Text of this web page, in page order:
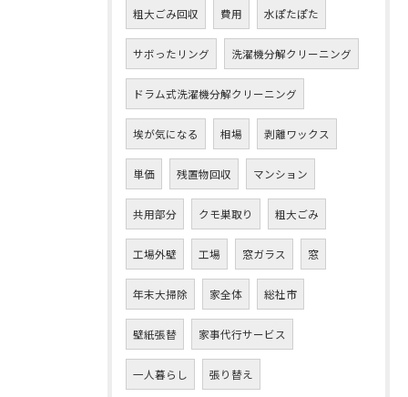
粗大ごみ回収 費用 水ぽたぽた
サボったリング 洗濯機分解クリーニング
ドラム式洗濯機分解クリーニング
埃が気になる 相場 剥離ワックス
単価 残置物回収 マンション
共用部分 クモ巣取り 粗大ごみ
工場外壁 工場 窓ガラス 窓
年末大掃除 家全体 総社市
壁紙張替 家事代行サービス
一人暮らし 張り替え